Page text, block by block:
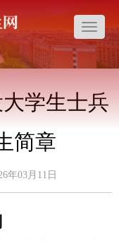
导
航
菜
学生士兵
简章
年03月11日